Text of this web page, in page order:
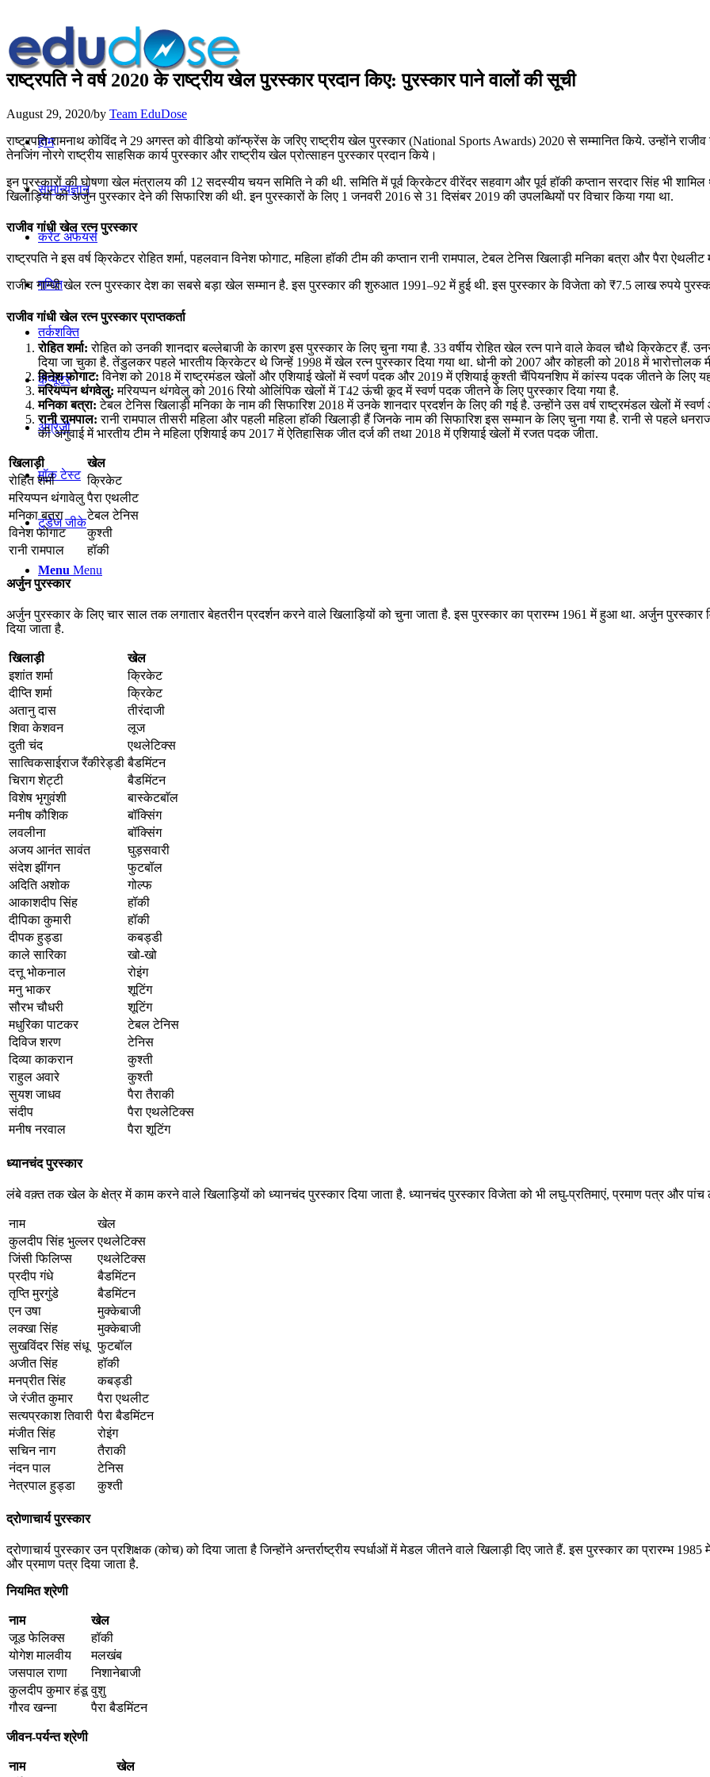
होम
सामान्यज्ञान
करेंट अफेयर्स
गणित
तर्कशक्ति
कंप्यूटर
अंग्रेजी
मॉक टेस्ट
टुडेज जीके
Menu Menu
राष्ट्रपति ने वर्ष 2020 के राष्ट्रीय खेल पुरस्कार प्रदान किए: पुरस्कार पाने वालों की सूची
August 29, 2020/by Team EduDose
राष्‍ट्रपति रामनाथ कोविंद ने 29 अगस्त को वीडियो कॉन्‍फ्रेंस के जरिए राष्‍ट्रीय खेल पुरस्‍कार (National Sports Awards) 2020 से सम्‍मानित किये. उन्होंने
तेनजिंग नोरगे राष्ट्रीय साहसिक कार्य पुरस्कार और राष्ट्रीय खेल प्रोत्साहन पुरस्कार प्रदान किये।
इन पुरस्‍कारों की घोषणा खेल मंत्रालय की 12 सदस्यीय चयन समिति ने की थी. समिति में पूर्व क्रिकेटर वीरेंदर सहवाग और पूर्व हॉकी कप्तान सरदार सिंह भी
खिलाड़ियों की अर्जुन पुरस्कार देने की सिफारिश की थी. इन पुरस्कारों के लिए 1 जनवरी 2016 से 31 दिसंबर 2019 की उपलब्धियों पर विचार किया गया था.
राजीव गांधी खेल रत्न पुरस्कार
राष्‍ट्रपति ने इस वर्ष क्रिकेटर रोहित शर्मा, पहलवान विनेश फोगाट, महिला हॉकी टीम की कप्तान रानी रामपाल, टेबल टेनिस खिलाड़ी मनिका बत्रा और पैरा
राजीव गान्धी खेल रत्न पुरस्कार देश का सबसे बड़ा खेल सम्मान है. इस पुरस्कार की शुरुआत 1991–92 में हुई थी. इस पुरस्कार के विजेता को ₹7.5 लाख रुपये
राजीव गांधी खेल रत्न पुरस्कार प्राप्तकर्ता
रोहित शर्मा: रोहित को उनकी शानदार बल्लेबाजी के कारण इस पुरस्कार के लिए चुना गया है. 33 वर्षीय रोहित खेल रत्न पाने वाले केवल चौथे क्रिकेटर हैं.
दिया जा चुका है. तेंडुलकर पहले भारतीय क्रिकेटर थे जिन्हें 1998 में खेल रत्न पुरस्कार दिया गया था. धोनी को 2007 और कोहली को 2018 में भारोत्तोलक
विनेश फोगाट: विनेश को 2018 में राष्ट्रमंडल खेलों और एशियाई खेलों में स्वर्ण पदक और 2019 में एशियाई कुश्ती चैंपियनशिप में कांस्य पदक जीतने के लिए यह
मरियप्पन थंगवेलु: मरियप्पन थंगवेलु को 2016 रियो ओलिंपिक खेलों में T42 ऊंची कूद में स्वर्ण पदक जीतने के लिए पुरस्कार दिया गया है.
मनिका बत्रा: टेबल टेनिस खिलाड़ी मनिका के नाम की सिफारिश 2018 में उनके शानदार प्रदर्शन के लिए की गई है. उन्होंने उस वर्ष राष्ट्रमंडल खेलों में
रानी रामपाल: रानी रामपाल तीसरी महिला और पहली महिला हॉकी खिलाड़ी हैं जिनके नाम की सिफारिश इस सम्मान के लिए चुना गया है. रानी से पहले
की अगुवाई में भारतीय टीम ने महिला एशियाई कप 2017 में ऐतिहासिक जीत दर्ज की तथा 2018 में एशियाई खेलों में रजत पदक जीता.
खिलाड़ी
खेल
रोहित शर्मा
क्रिकेट
मरियप्पन थंगावेलु पैरा एथलीट
मनिका बत्रा
टेबल टेनिस
विनेश फोगाट
कुश्ती
रानी रामपाल
हॉकी
अर्जुन पुरस्कार
अर्जुन पुरस्कार के लिए चार साल तक लगातार बेहतरीन प्रदर्शन करने वाले खिलाड़ियों को चुना जाता है. इस पुरस्कार का प्रारम्भ 1961 में हुआ था. अर्जुन
दिया जाता है.
खिलाड़ी
खेल
इशांत शर्मा
क्रिकेट
दीप्ति शर्मा
क्रिकेट
अतानु दास
तीरंदाजी
शिवा केशवन
लूज
दुती चंद
एथलेटिक्स
सात्विकसाईराज रैंकीरेड्डी बैडमिंटन
चिराग शेट्टी
बैडमिंटन
विशेष भृगुवंशी
बास्केटबाॅल
मनीष कौशिक
बॉक्सिंग
लवलीना
बॉक्सिंग
अजय आनंत सावंत
घुड़सवारी
संदेश झींगन
फुटबॉल
अदिति अशोक
गोल्फ
आकाशदीप सिंह
हॉकी
दीपिका कुमारी
हॉकी
दीपक हुड्डा
कबड्डी
काले सारिका
खो-खो
दत्तू भोकनाल
रोइंग
मनु भाकर
शूटिंग
सौरभ चौधरी
शूटिंग
मधुरिका पाटकर
टेबल टेनिस
दिविज शरण
टेनिस
दिव्या काकरान
कुश्ती
राहुल अवारे
कुश्ती
सुयश जाधव
पैरा तैराकी
संदीप
पैरा एथलेटिक्स
मनीष नरवाल
पैरा शूटिंग
ध्यानचंद पुरस्कार
लंबे वक़्त तक खेल के क्षेत्र में काम करने वाले खिलाड़ियों को ध्यानचंद पुरस्कार दिया जाता है. ध्यानचंद पुरस्कार विजेता को भी लघु-प्रतिमाएं, प्रमाण पत्र और
नाम
खेल
कुलदीप सिंह भुल्लर एथलेटिक्स
जिंसी फिलिप्स
एथलेटिक्स
प्रदीप गंधे
बैडमिंटन
तृप्ति मुरगुंडे
बैडमिंटन
एन उषा
मुक्केबाजी
लक्खा सिंह
मुक्केबाजी
सुखविंदर सिंह संधू
फुटबॉल
अजीत सिंह
हॉकी
मनप्रीत सिंह
कबड्डी
जे रंजीत कुमार
पैरा एथलीट
सत्यप्रकाश तिवारी पैरा बैडमिंटन
मंजीत सिंह
रोइंग
सचिन नाग
तैराकी
नंदन पाल
टेनिस
नेत्रपाल हुड्डा
कुश्ती
द्रोणाचार्य पुरस्कार
द्रोणाचार्य पुरस्कार उन प्रशिक्षक (कोच) को दिया जाता है जिन्होंने अन्तर्राष्ट्रीय स्पर्धाओं में मेडल जीतने वाले खिलाड़ी दिए जाते हैं. इस पुरस्कार का प्रारम्भ
और प्रमाण पत्र दिया जाता है.
नियमित श्रेणी
नाम
खेल
जूड फेलिक्स
हॉकी
योगेश मालवीय
मलखंब
जसपाल राणा
निशानेबाजी
कुलदीप कुमार हंडू वुशु
गौरव खन्ना
पैरा बैडमिंटन
जीवन-पर्यन्त श्रेणी
नाम खेल